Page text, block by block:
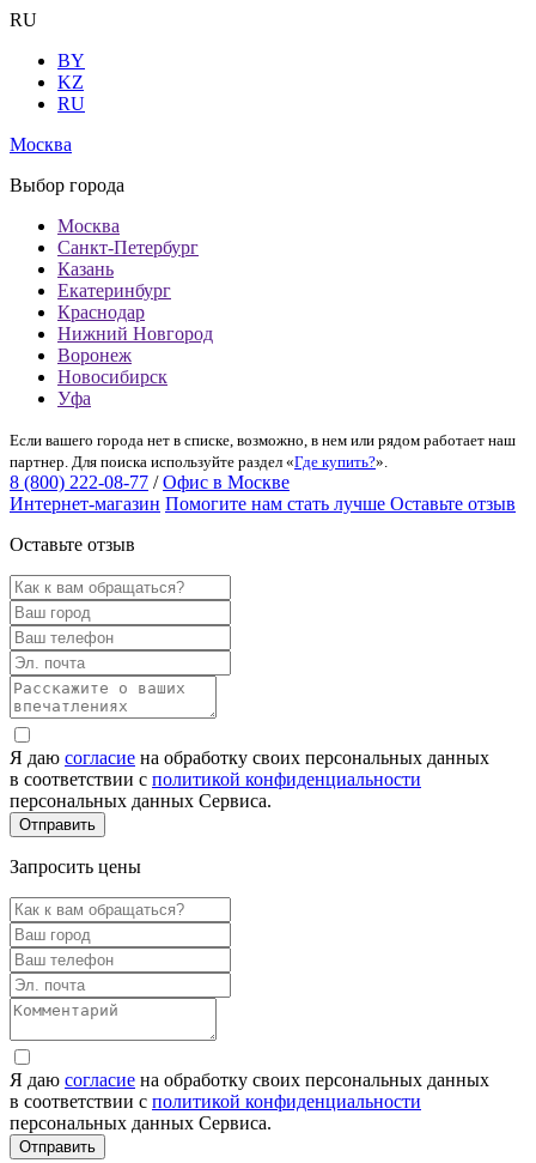
RU
BY
KZ
RU
Москва
Выбор города
Москва
Санкт-Петербург
Казань
Екатеринбург
Краснодар
Нижний Новгород
Воронеж
Новосибирск
Уфа
Если вашего города нет в списке, возможно, в нем или рядом работает наш
партнер. Для поиска используйте раздел «Где купить?».
8 (800) 222-08-77 / Офис в Москве
Интернет-магазин Помогите нам стать лучше Оставьте отзыв
Оставьте отзыв
Я даю согласие на обработку своих персональных данных
в соответствии с политикой конфиденциальности
персональных данных Сервиса.
Запросить цены
Я даю согласие на обработку своих персональных данных
в соответствии с политикой конфиденциальности
персональных данных Сервиса.